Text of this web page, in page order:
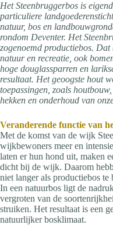
Het Steenbruggerbos is
particuliere
natuur, bos en
rondom Deventer. Het
zogenoemd productiebos.
natuur en recreatie, ook
hoge douglassparren en
resultaat. Het geoogste hout
toepassingen, zoals
hekken en onderhoud van
Veranderende functie van
Met de komst van de wijk
wijkbewoners meer en
laten er hun hond uit, maken
dicht bij de wijk. Daarom
niet langer als productiebos te
In een natuurbos ligt de
vergroten van de
struiken. Het resultaat is een
natuurlijker bosklimaat.